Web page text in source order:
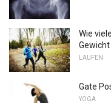
Wie
LAUFEN
Gate
YOGA